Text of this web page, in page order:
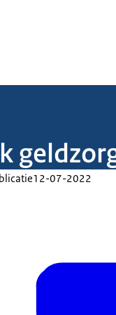
12-07-2022